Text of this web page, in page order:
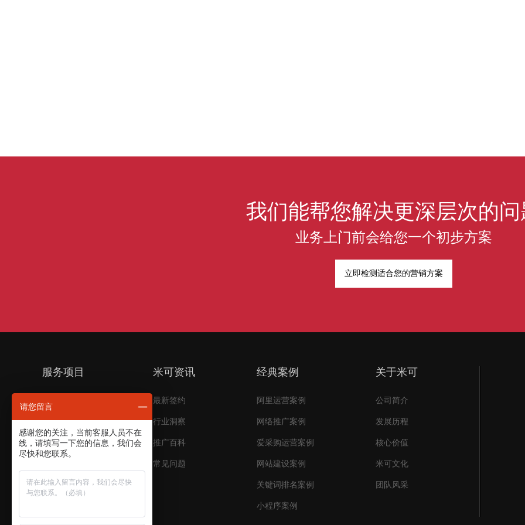
我们能帮您解决更深层次的问
业务上门前会给您一个初步方案
立即检测适合您的营销方案
服务项目
电商代运营
搜索引擎推广
平台开发
米可资讯
最新签约
行业洞察
推广百科
常见问题
经典案例
阿里运营案例
网络推广案例
爱采购运营案例
网站建设案例
关键词排名案例
小程序案例
关于米可
公司简介
发展历程
核心价值
米可文化
团队风采
请您留言
感谢您的关注，当前客服人员不在
线，请填写一下您的信息，我们会
尽快和您联系。